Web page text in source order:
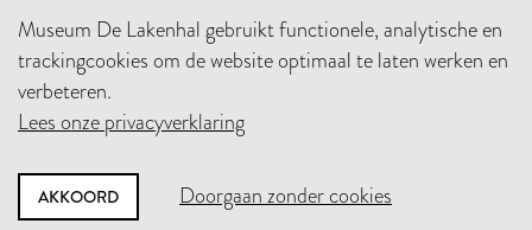
Museum De Lakenhal gebruikt functionele, analytische en
trackingcookies om de website optimaal te laten werken en
verbeteren.
Lees onze privacyverklaring
AKKOORD Doorgaan zonder cookies
+31 (0)71 5165360
INFO@LAKENHAL.NL
STEUN HET MUSEUM
NIEUWSBRIEF